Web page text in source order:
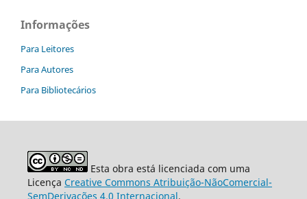
Informações
Para Leitores
Para Autores
Para Bibliotecários
Esta obra está licenciada com uma
Licença Creative Commons Atribuição-NãoComercial-
SemDerivações 4.0 Internacional.